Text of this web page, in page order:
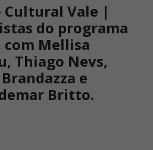
Vale |
do programa
com Mellisa
Thiago Nevs,
e
Britto.